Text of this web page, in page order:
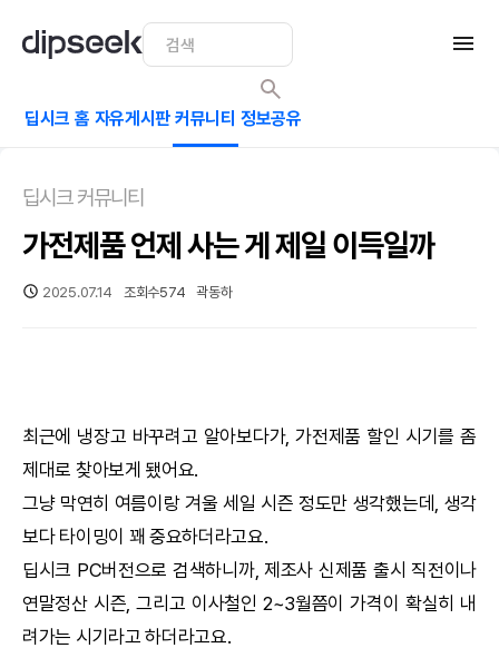
딥시크 홈 자유게시판 커뮤니티 정보공유
딥시크 커뮤니티
가전제품 언제 사는 게 제일 이득일까
2025.07.14 조회수574 곽동하
최근에 냉장고 바꾸려고 알아보다가, 가전제품 할인 시기를 좀
제대로 찾아보게 됐어요.
그냥 막연히 여름이랑 겨울 세일 시즌 정도만 생각했는데, 생각
보다 타이밍이 꽤 중요하더라고요.
딥시크 PC버전으로 검색하니까, 제조사 신제품 출시 직전이나
연말정산 시즌, 그리고 이사철인 2~3월쯤이 가격이 확실히 내
려가는 시기라고 하더라고요.